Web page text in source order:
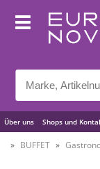
Über uns Shops und
Nützliche Tipps
BUFFET